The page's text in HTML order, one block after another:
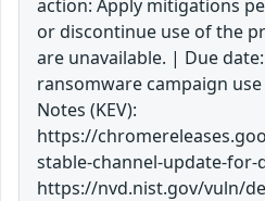
action: Apply mitigations
or discontinue use of the
are unavailable. | Due
ransomware campaign use
Notes (KEV):
https://
stable-channel-update-for-
https://nvd.nist.gov/vuln/